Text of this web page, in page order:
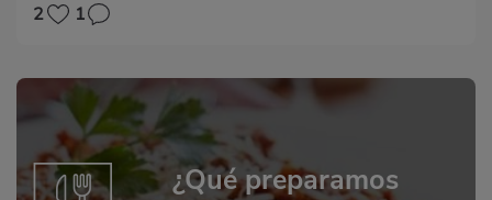
2 1
¿Qué preparamos